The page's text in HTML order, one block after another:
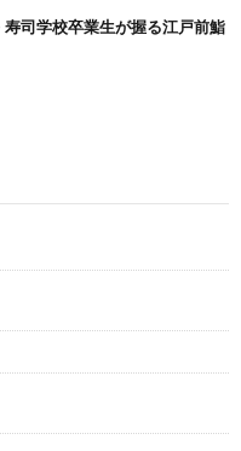
寿司学校卒業生が握る江戸前鮨